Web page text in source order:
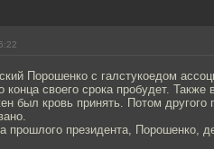
Порошенко с галстукоедом
своего срока пробудет. Также
был кровь принять. Потом другого
прошлого президента, Порошенко,